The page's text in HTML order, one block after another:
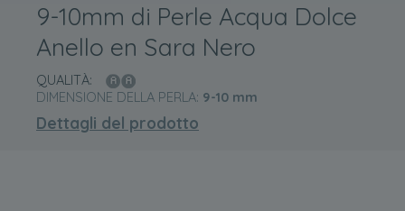
9-10mm di Perle Acqua Dolce
Anello en Sara Nero
QUALITÀ:
DIMENSIONE DELLA PERLA: 9-10 mm
Dettagli del prodotto